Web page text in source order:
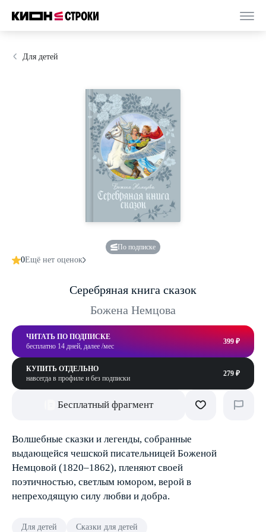
Для детей
По подписке
0Ещё нет оценок
Серебряная книга сказок
Божена Немцова
ЧИТАТЬ ПО ПОДПИСКЕ
бесплатно 14 дней, далее /мес
399 ₽
КУПИТЬ ОТДЕЛЬНО
навсегда в профиле и без подписки
279 ₽
Бесплатный фрагмент
Волшебные сказки и легенды, собранные
выдающейся чешской писательницей Боженой
Немцовой (1820–1862), пленяют своей
поэтичностью, светлым юмором, верой в
непреходящую силу любви и добра.
Для детей Сказки для детей